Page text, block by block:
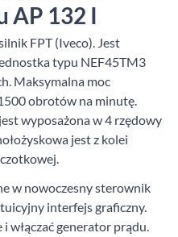
AP 132 I
FPT (Iveco). Jest
typu NEF45TM3
Maksymalna moc
obrotów na minutę.
wyposażona w 4 rzędowy
jest z kolei
w nowoczesny sterownik
interfejs graficzny.
włączać generator prądu.